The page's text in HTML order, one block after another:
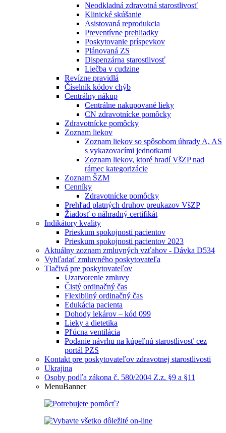
Neodkladná zdravotná starostlivosť
Klinické skúšanie
Asistovaná reprodukcia
Preventívne prehliadky
Poskytovanie príspevkov
Plánovaná ZS
Dispenzárna starostlivosť
Liečba v cudzine
Revízne pravidlá
Číselník kódov chýb
Centrálny nákup
Centrálne nakupované lieky
CN zdravotnícke pomôcky
Zdravotnícke pomôcky
Zoznam liekov
Zoznam liekov so spôsobom úhrady A, AS
s vykazovacími jednotkami
Zoznam liekov, ktoré hradí VšZP nad
rámec kategorizácie
Zoznam ŠZM
Cenníky
Zdravotnícke pomôcky
Prehľad platných druhov preukazov VšZP
Žiadosť o náhradný certifikát
Indikátory kvality
Prieskum spokojnosti pacientov
Prieskum spokojnosti pacientov 2023
Aktuálny zoznam zmluvných vzťahov - Dávka D534
Vyhľadať zmluvného poskytovateľa
Tlačivá pre poskytovateľov
Uzatvorenie zmluvy
Čistý ordinačný čas
Flexibilný ordinačný čas
Edukácia pacienta
Dohody lekárov – kód 099
Lieky a dietetika
Pľúcna ventilácia
Podanie návrhu na kúpeľnú starostlivosť cez
portál PZS
Kontakt pre poskytovateľov zdravotnej starostlivosti
Ukrajina
Osoby podľa zákona č. 580/2004 Z.z. §9 a §11
MenuBanner